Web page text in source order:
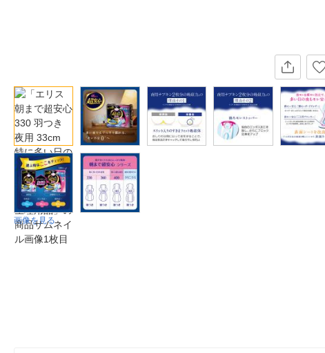
画像を見る